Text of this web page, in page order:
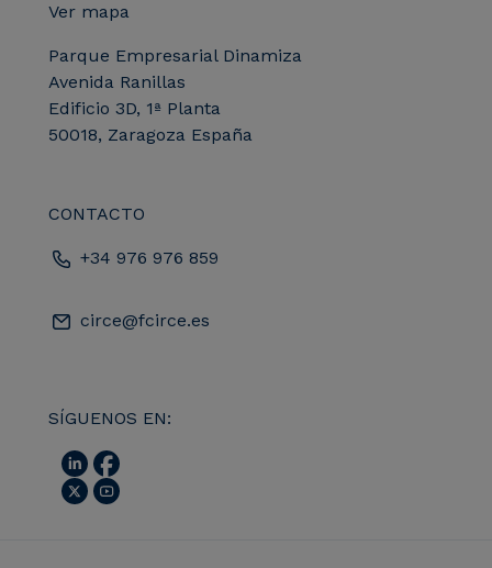
Ver mapa
Parque Empresarial Dinamiza
Avenida Ranillas
Edificio 3D, 1ª Planta
50018, Zaragoza España
CONTACTO
+34 976 976 859
circe@fcirce.es
SÍGUENOS EN: